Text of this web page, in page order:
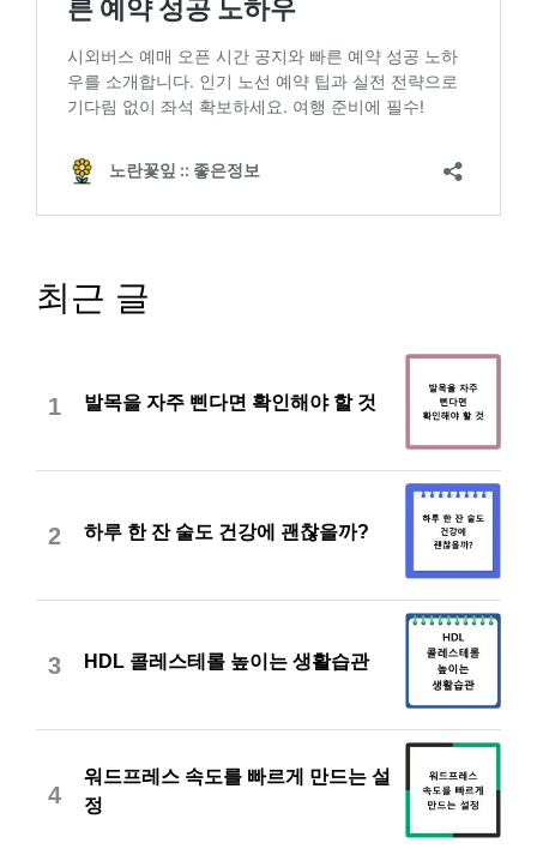
최근 글
1 발목을 자주 삔다면 확인해야 할 것
2 하루 한 잔 술도 건강에 괜찮을까?
3 HDL 콜레스테롤 높이는 생활습관
4
워드프레스 속도를 빠르게 만드는 설
정